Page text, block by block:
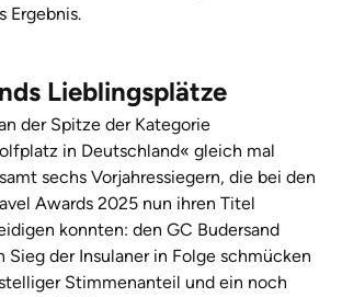
Ergebnis.
Lieblingsplätze
der Spitze der Kategorie
in Deutschland« gleich mal
sechs Vorjahressiegern, die bei den
Awards 2025 nun ihren Titel
konnten: den GC Budersand
Sieg der Insulaner in Folge schmücken
Stimmenanteil und ein noch